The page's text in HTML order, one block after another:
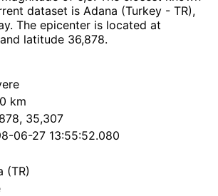
dataset is Adana (Turkey - TR),
The epicenter is located at
latitude 36,878.
km
35,307
06-27 13:55:52.080
(TR)